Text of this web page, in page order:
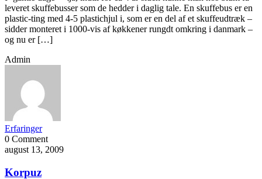
leveret skuffebusser som de hedder i daglig tale. En skuffebus er en
plastic-ting med 4-5 plastichjul i, som er en del af et skuffeudtræk –
sidder monteret i 1000-vis af køkkener rungdt omkring i danmark –
og nu er […]
Admin
Erfaringer
0 Comment
august 13, 2009
Korpuz